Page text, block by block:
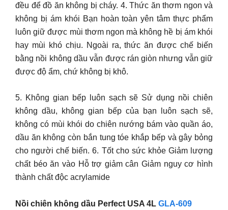
đều để đồ ăn không bị cháy. 4. Thức ăn thơm ngon và
không bị ám khói Bạn hoàn toàn yên tâm thực phẩm
luôn giữ được mùi thơm ngon mà không hề bị ám khói
hay mùi khó chịu. Ngoài ra, thức ăn được chế biến
bằng nồi không dầu vẫn được rán giòn nhưng vẫn giữ
được độ ẩm, chứ không bị khô.
5. Không gian bếp luôn sạch sẽ Sử dụng nồi chiên
không dầu, không gian bếp của bạn luôn sạch sẽ,
không có mùi khói do chiên nướng bám vào quần áo,
dầu ăn không còn bắn tung tóe khắp bếp và gây bỏng
cho người chế biến. 6. Tốt cho sức khỏe Giảm lượng
chất béo ăn vào Hỗ trợ giảm cân Giảm nguy cơ hình
thành chất độc acrylamide
Nồi chiên không dầu Perfect USA 4L GLA-609